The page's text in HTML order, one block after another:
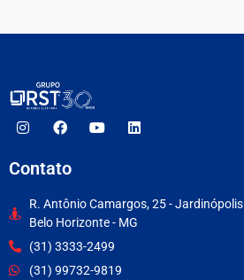
Contato
R. Antônio Camargos, 25 - Jardinópolis
Belo Horizonte - MG
(​31) 3333-2499
(​31) 99732-9819